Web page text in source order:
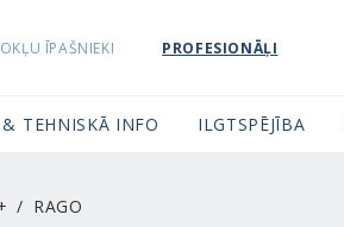
ĪPAŠNIEKI PROFESIONĀĻI
TEHNISKĀ INFO ILGTSPĒJĪBA
RAGO